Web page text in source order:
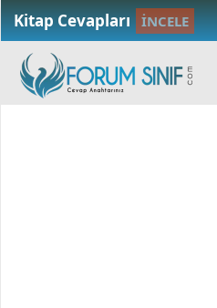
Kitap Cevapları İNCELE